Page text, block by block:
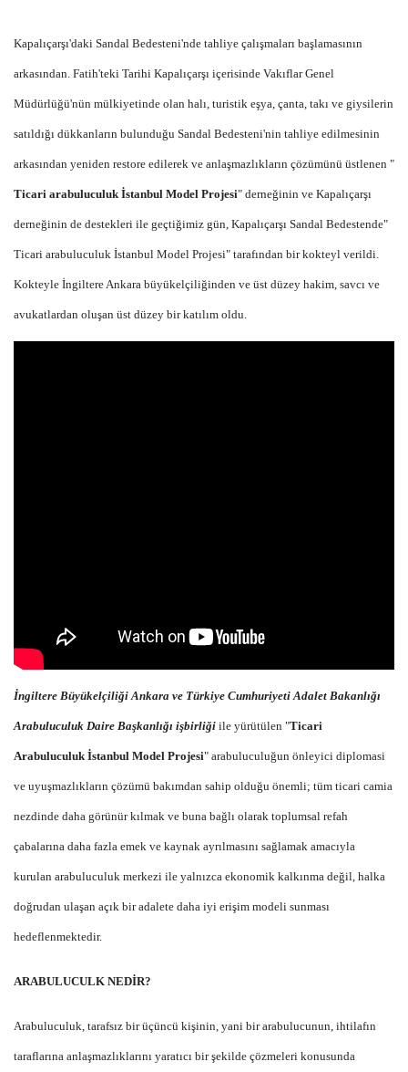
Kapalıçarşı'daki Sandal Bedesteni'nde tahliye çalışmaları başlamasının
arkasından. Fatih'teki Tarihi Kapalıçarşı içerisinde Vakıflar Genel
Müdürlüğü'nün mülkiyetinde olan halı, turistik eşya, çanta, takı ve giysilerin
satıldığı dükkanların bulunduğu Sandal Bedesteni'nin tahliye edilmesinin
arkasından yeniden restore edilerek ve anlaşmazlıkların çözümünü üstlenen "
Ticari arabuluculuk İstanbul Model Projesi" derneğinin ve Kapalıçarşı
derneğinin de destekleri ile geçtiğimiz gün, Kapalıçarşı Sandal Bedestende"
Ticari arabuluculuk İstanbul Model Projesi" tarafından bir kokteyl verildi.
Kokteyle İngiltere Ankara büyükelçiliğinden ve üst düzey hakim, savcı ve
avukatlardan oluşan üst düzey bir katılım oldu.
İngiltere Büyükelçiliği Ankara ve Türkiye Cumhuriyeti Adalet Bakanlığı
Arabuluculuk Daire Başkanlığı işbirliği ile yürütülen "Ticari
Arabuluculuk İstanbul Model Projesi" arabuluculuğun önleyici diplomasi
ve uyuşmazlıkların çözümü bakımdan sahip olduğu önemli; tüm ticari camia
nezdinde daha görünür kılmak ve buna bağlı olarak toplumsal refah
çabalarına daha fazla emek ve kaynak ayrılmasını sağlamak amacıyla
kurulan arabuluculuk merkezi ile yalnızca ekonomik kalkınma değil, halka
doğrudan ulaşan açık bir adalete daha iyi erişim modeli sunması
hedeflenmektedir.
ARABULUCULK NEDİR?
Arabuluculuk, tarafsız bir üçüncü kişinin, yani bir arabulucunun, ihtilafın
taraflarına anlaşmazlıklarını yaratıcı bir şekilde çözmeleri konusunda